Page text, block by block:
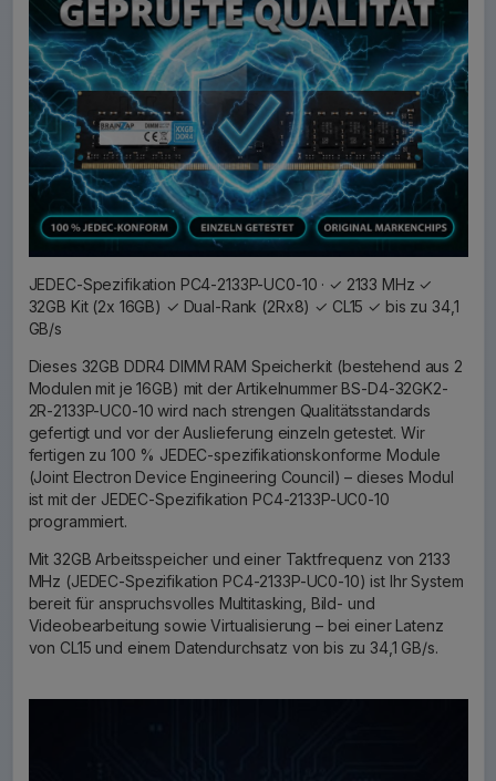
JEDEC-Spezifikation PC4-2133P-UC0-10 · ✓ 2133 MHz ✓
32GB Kit (2x 16GB) ✓ Dual-Rank (2Rx8) ✓ CL15 ✓ bis zu 34,1
GB/s
Dieses 32GB DDR4 DIMM RAM Speicherkit (bestehend aus 2
Modulen mit je 16GB) mit der Artikelnummer BS-D4-32GK2-
2R-2133P-UC0-10 wird nach strengen Qualitätsstandards
gefertigt und vor der Auslieferung einzeln getestet. Wir
fertigen zu 100 % JEDEC-spezifikationskonforme Module
(Joint Electron Device Engineering Council) – dieses Modul
ist mit der JEDEC-Spezifikation PC4-2133P-UC0-10
programmiert.
Mit 32GB Arbeitsspeicher und einer Taktfrequenz von 2133
MHz (JEDEC-Spezifikation PC4-2133P-UC0-10) ist Ihr System
bereit für anspruchsvolles Multitasking, Bild- und
Videobearbeitung sowie Virtualisierung – bei einer Latenz
von CL15 und einem Datendurchsatz von bis zu 34,1 GB/s.